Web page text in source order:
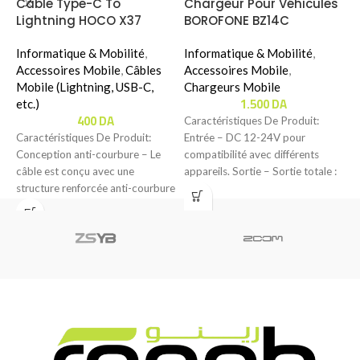
Cable Type-C To
Lightning HOCO X37
Informatique & Mobilité,
Accessoires Mobile,Câbles
Mobile (Lightning, USB-C,
etc.)
400DA
Caractéristiques De Produit:
Conception anti-courbure – Le
câble est conçu avec une
structure renforcée anti-courbure
pour offrir une meilleure
Chargeur Pour Véhicules
BOROFONE BZ14C
Informatique & Mobilité,
Accessoires Mobile,
Chargeurs Mobile
1.500DA
Caractéristiques De Produit:
Entrée – DC 12-24V pour
compatibilité avec différents
appareils. Sortie – Sortie totale :
5V / 3A.–